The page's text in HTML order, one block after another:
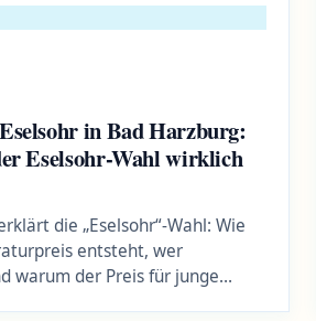
in Bad Harzburg:
Eselsohr-Wahl wirklich
die „Eselsohr“-Wahl: Wie
entsteht, wer
warum der Preis für junge